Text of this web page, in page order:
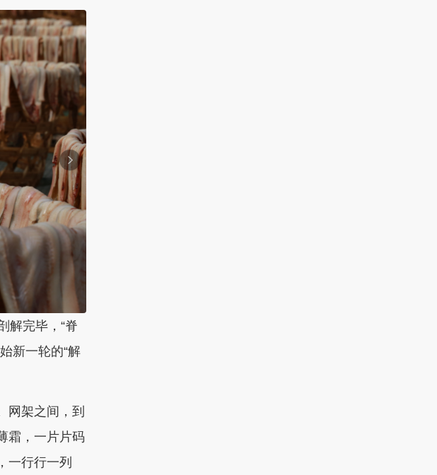
解完毕，“脊
新一轮的“解
架之间，到
霜，一片片码
一行行一列